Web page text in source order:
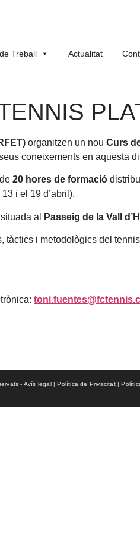
Treball Actualitat
organitzen un nou Curs
coneixements en aquesta
20 hores de formació
i el 19 d’abril).
al Passeig de la Vall
i metodològics del
- Avís legal | Política de Privacitat |